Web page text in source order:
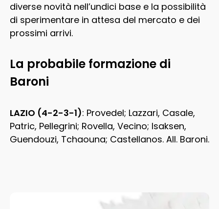
diverse novità nell’undici base e la possibilità
di sperimentare in attesa del mercato e dei
prossimi arrivi.
La probabile formazione di
Baroni
LAZIO (4-2-3-1): Provedel; Lazzari, Casale,
Patric, Pellegrini; Rovella, Vecino; Isaksen,
Guendouzi, Tchaouna; Castellanos. All. Baroni.